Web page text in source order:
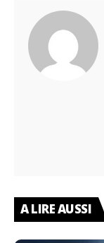
A LIRE AUSSI